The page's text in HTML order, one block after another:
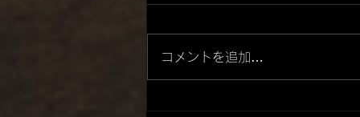
コメントを追加…